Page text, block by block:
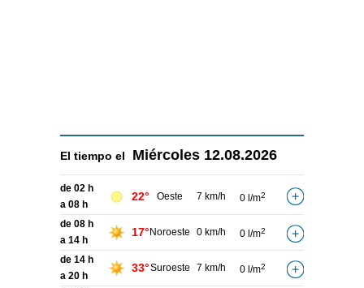
El tiempo el Miércoles 12.08.2026
de 02 h
a 08 h
22° Oeste 7 km/h 0 l/m2
de 08 h
a 14 h
17° Noroeste 0 km/h 0 l/m2
de 14 h
a 20 h
33°Suroeste 7 km/h 0 l/m2